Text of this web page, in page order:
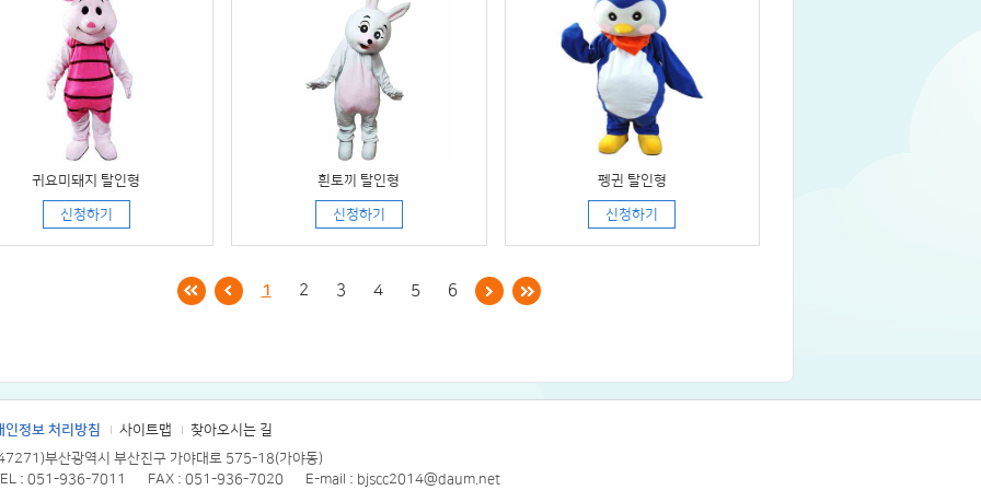
귀요미돼지 탈인형
신청하기
흰토끼 탈인형
신청하기
펭귄 탈인형
신청하기
1 2 3 4 5 6
인정보 처리방침 사이트맵
찾아오시는 길
부산광역시 부산진구 가야대로 575-18(가야동)
: 051-936-7011
FAX : 051-936-7020 E-mail : bjscc2014@daum.net